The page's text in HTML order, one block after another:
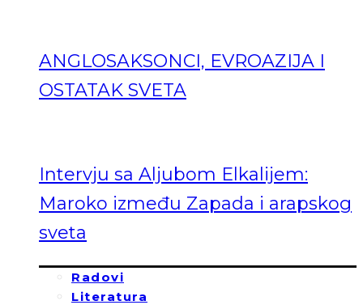
ANGLOSAKSONCI, EVROAZIJA I
OSTATAK SVETA
Intervju sa Aljubom Elkalijem:
Maroko između Zapada i arapskog
sveta
Radovi
Literatura